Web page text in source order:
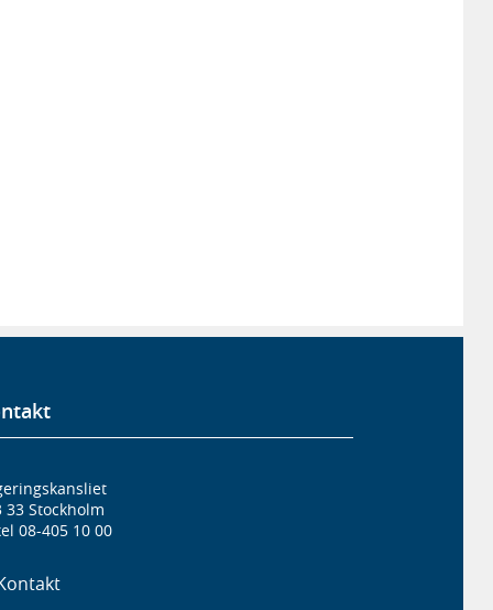
33 Stockholm
08-405 10 00